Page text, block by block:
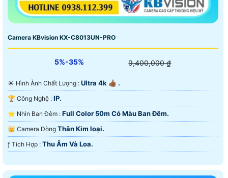
Camera KBvision KX-C8013UN-PRO
5%-35% 9,400,000 ₫
☀️ Hình Ành Chất Lượng : Ultra 4k 👍🏾 .
🏆 Công Nghệ : IP.
⭐ Nhìn Ban Đêm : Full Color 50m Có Màu Ban Ðêm.
👑 Camera Dòng Thân Kim loại.
️ƒ Tích Hợp : Thu Âm Và Loa.